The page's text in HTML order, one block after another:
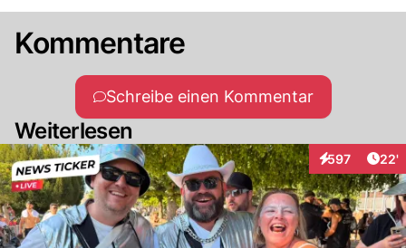
Kommentare
Schreibe einen Kommentar
Weiterlesen
597
Interaktionen
22'